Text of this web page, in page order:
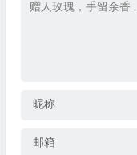
昵称
邮箱